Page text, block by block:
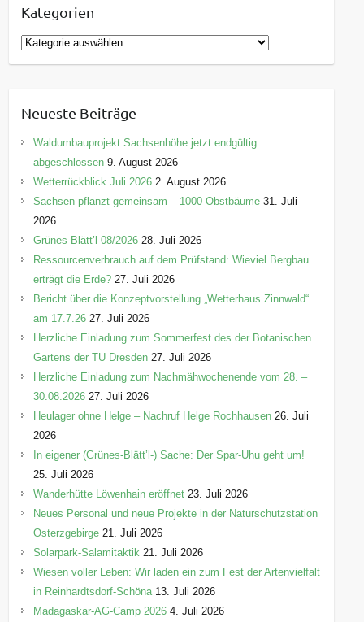
Kategorien
K
a
g
o
i
e
Neueste Beiträge
Waldumbauprojekt Sachsenhöhe jetzt endgültig
abgeschlossen 9. August 2026
Wetterrückblick Juli 2026 2. August 2026
Sachsen pflanzt gemeinsam – 1000 Obstbäume 31. Juli
2026
Grünes Blätt’l 08/2026 28. Juli 2026
Ressourcenverbrauch auf dem Prüfstand: Wieviel Bergbau
erträgt die Erde? 27. Juli 2026
Bericht über die Konzeptvorstellung „Wetterhaus Zinnwald“
am 17.7.26 27. Juli 2026
Herzliche Einladung zum Sommerfest des der Botanischen
Gartens der TU Dresden 27. Juli 2026
Herzliche Einladung zum Nachmähwochenende vom 28. –
30.08.2026 27. Juli 2026
Heulager ohne Helge – Nachruf Helge Rochhausen 26. Juli
2026
In eigener (Grünes-Blätt’l-) Sache: Der Spar-Uhu geht um!
25. Juli 2026
Wanderhütte Löwenhain eröffnet 23. Juli 2026
Neues Personal und neue Projekte in der Naturschutzstation
Osterzgebirge 21. Juli 2026
Solarpark-Salamitaktik 21. Juli 2026
Wiesen voller Leben: Wir laden ein zum Fest der Artenvielfalt
in Reinhardtsdorf-Schöna 13. Juli 2026
Madagaskar-AG-Camp 2026 4. Juli 2026